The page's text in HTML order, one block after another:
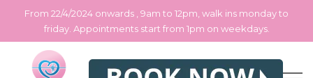
From 22/4/2024 onwards , 9am to 12pm, walk ins monday to
friday. Appointments start from 1pm on weekdays.